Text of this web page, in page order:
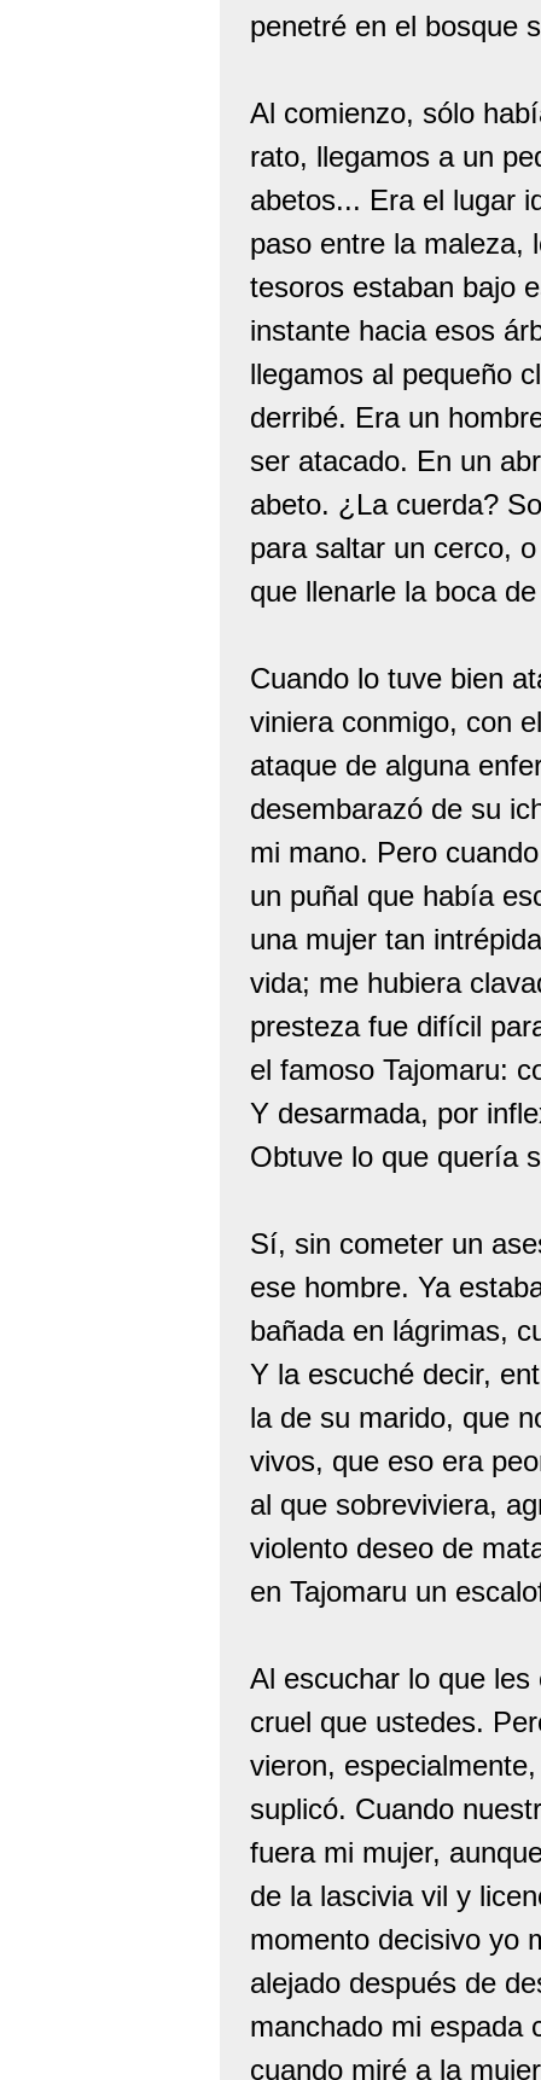
penetré en el bosque
Al comienzo, sólo
rato, llegamos a un
abetos... Era el lugar
paso entre la maleza,
tesoros estaban bajo
instante hacia esos
llegamos al pequeño
derribé. Era un
ser atacado. En un
abeto. ¿La cuerda?
para saltar un cerco,
que llenarle la boca
Cuando lo tuve bien
viniera conmigo, con
ataque de alguna
desembarazó de su
mi mano. Pero
un puñal que había
una mujer tan
vida; me hubiera
presteza fue difícil
el famoso Tajomaru:
Y desarmada, por
Obtuve lo que quería
Sí, sin cometer un
ese hombre. Ya
bañada en lágrimas,
Y la escuché decir,
la de su marido, que
vivos, que eso era
al que sobreviviera,
violento deseo de
en Tajomaru un
Al escuchar lo que
cruel que ustedes.
vieron,
suplicó. Cuando
fuera mi mujer,
de la lascivia vil y
momento decisivo yo
alejado después de
manchado mi espada
cuando miré a la